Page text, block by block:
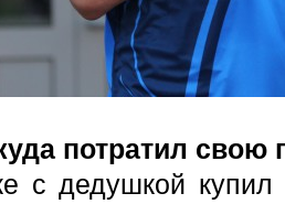
потратил свою
дедушкой купил